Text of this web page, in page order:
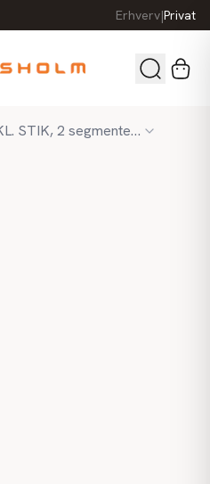
Erhverv|Privat
LED Istappe-lyskæde INKL. STIK, 2 segmenter á 1,5m med EASY JOINT